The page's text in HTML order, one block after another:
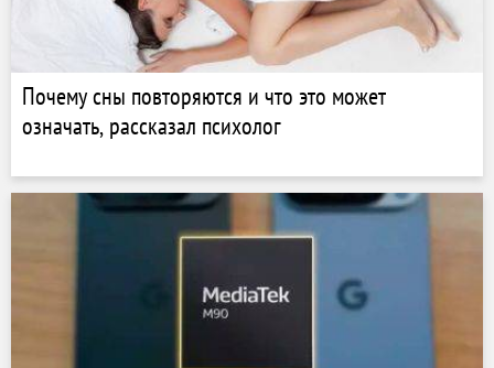
Почему сны повторяются и что это может
означать, рассказал психолог